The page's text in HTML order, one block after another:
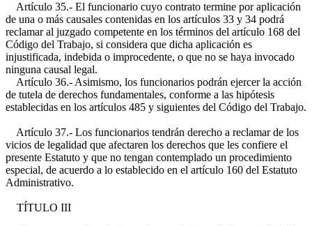
Artículo 35.- El funcionario cuyo contrato termine por aplicación
de una o más causales contenidas en los artículos 33 y 34 podrá
reclamar al juzgado competente en los términos del artículo 168 del
Código del Trabajo, si considera que dicha aplicación es
injustificada, indebida o improcedente, o que no se haya invocado
ninguna causal legal.
Artículo 36.- Asimismo, los funcionarios podrán ejercer la acción
de tutela de derechos fundamentales, conforme a las hipótesis
establecidas en los artículos 485 y siguientes del Código del Trabajo.
Artículo 37.- Los funcionarios tendrán derecho a reclamar de los
vicios de legalidad que afectaren los derechos que les confiere el
presente Estatuto y que no tengan contemplado un procedimiento
especial, de acuerdo a lo establecido en el artículo 160 del Estatuto
Administrativo.
TÍTULO III